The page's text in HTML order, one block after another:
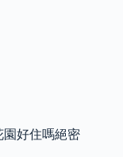
園好住嗎絕密